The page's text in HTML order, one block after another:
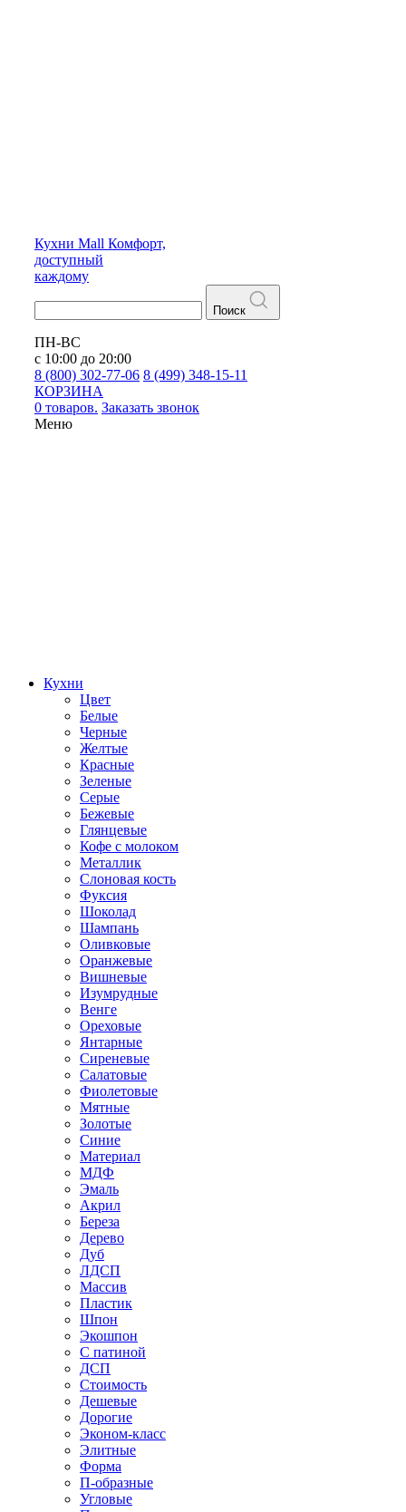
Кухни Mall Комфорт,
доступный
каждому
Поиск
ПН-ВС
с 10:00 до 20:00
8 (800) 302-77-06 8 (499) 348-15-11
КОРЗИНА
0 товаров. Заказать звонок
Меню
Кухни
Цвет
Белые
Черные
Желтые
Красные
Зеленые
Серые
Бежевые
Глянцевые
Кофе с молоком
Металлик
Слоновая кость
Фуксия
Шоколад
Шампань
Оливковые
Оранжевые
Вишневые
Изумрудные
Венге
Ореховые
Янтарные
Сиреневые
Салатовые
Фиолетовые
Мятные
Золотые
Синие
Материал
МДФ
Эмаль
Акрил
Береза
Дерево
Дуб
ЛДСП
Массив
Пластик
Шпон
Экошпон
С патиной
ДСП
Стоимость
Дешевые
Дорогие
Эконом-класс
Элитные
Форма
П-образные
Угловые